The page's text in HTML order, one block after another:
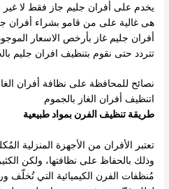
يخدم على أفران جليم جاز فقط لا غير
هى غالية على من قامو بشراء أفران
أفران جليم غاز بأرخص الاسعار
تتردد حتى نقوم بتنظيف افران جليم
نصائح للمحافظة على نظافة أفران
اتنظيف أفران الغاز بالجموم
طريقة تنظيف الفرن بمواد طبيعية
تعتبر الأفران من الأجهزة المنزلية
وذلك بالحفاظ على نظافتها، ولكن
مُنظفات الفرن الكيميائية التي تُخلّف